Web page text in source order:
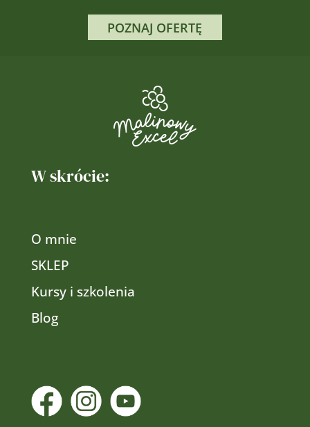
POZNAJ OFERTĘ
W skrócie:
O mnie
SKLEP
Kursy i szkolenia
Blog